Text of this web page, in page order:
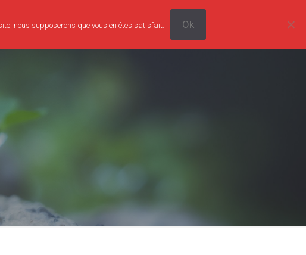
nous supposerons que vous en êtes satisfait. Ok